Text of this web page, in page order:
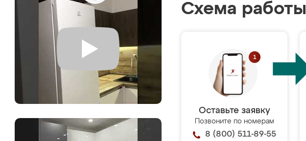
Схема работы
Оставьте заявку
Позвоните по номерам
8 (800) 511-89-55